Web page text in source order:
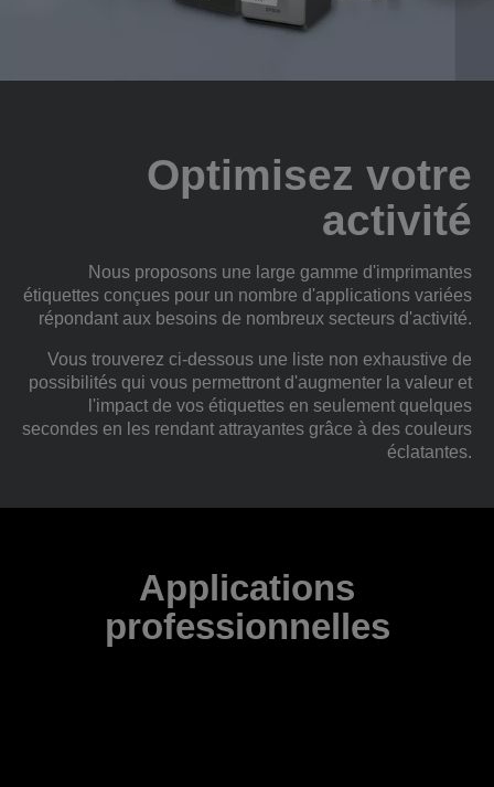
Optimisez votre
activité
Nous proposons une large gamme d'imprimantes
étiquettes conçues pour un nombre d'applications variées
répondant aux besoins de nombreux secteurs d'activité.
Vous trouverez ci-dessous une liste non exhaustive de
possibilités qui vous permettront d'augmenter la valeur et
l'impact de vos étiquettes en seulement quelques
secondes en les rendant attrayantes grâce à des couleurs
éclatantes.
Applications
professionnelles